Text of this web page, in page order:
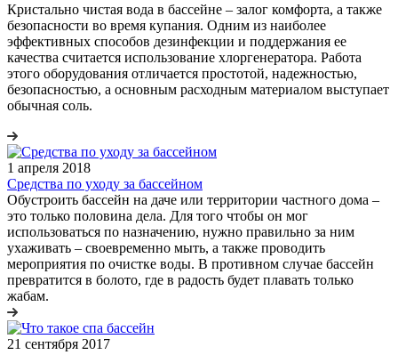
Кристально чистая вода в бассейне – залог комфорта, а также
безопасности во время купания. Одним из наиболее
эффективных способов дезинфекции и поддержания ее
качества считается использование хлоргенератора. Работа
этого оборудования отличается простотой, надежностью,
безопасностью, а основным расходным материалом выступает
обычная соль.
1 апреля 2018
Средства по уходу за бассейном
Обустроить бассейн на даче или территории частного дома –
это только половина дела. Для того чтобы он мог
использоваться по назначению, нужно правильно за ним
ухаживать – своевременно мыть, а также проводить
мероприятия по очистке воды. В противном случае бассейн
превратится в болото, где в радость будет плавать только
жабам.
21 сентября 2017